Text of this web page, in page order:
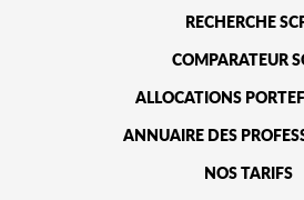
RECHERCHE
COMPARATEUR
ALLOCATIONS
ANNUAIRE DES
NOS TARIFS